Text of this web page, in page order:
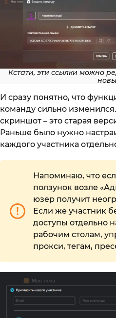
Кстати, эти ссылки можно
И сразу понятно, что
команду сильно
скриншот – это старая
Раньше было нужно
каждого участника
Напоминаю, что
ползунок возле
юзер получит
Если же участник
доступы отдельно
рабочим столам,
прокси, тегам,